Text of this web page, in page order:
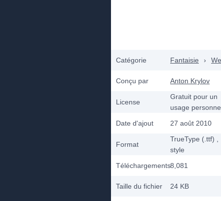
Catégorie Fantaisie ›
Conçu par Anton Krylov
License
Gratuit pour un
usage
Date d'ajout
27 août 2010
Format
TrueType (.ttf)
style
Téléchargements8,081
Taille du fichier 24 KB